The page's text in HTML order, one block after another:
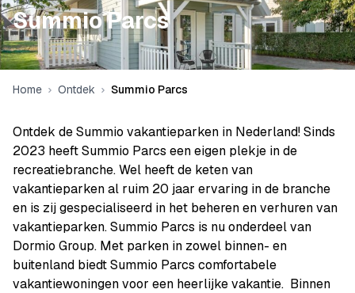
Summio Parcs
Home Ontdek Summio Parcs
Ontdek de Summio vakantieparken in Nederland! Sinds
2023 heeft Summio Parcs een eigen plekje in de
recreatiebranche. Wel heeft de keten van
vakantieparken al ruim 20 jaar ervaring in de branche
en is zij gespecialiseerd in het beheren en verhuren van
vakantieparken. Summio Parcs is nu onderdeel van
Dormio Group. Met parken in zowel binnen- en
buitenland biedt Summio Parcs comfortabele
vakantiewoningen voor een heerlijke vakantie. Binnen